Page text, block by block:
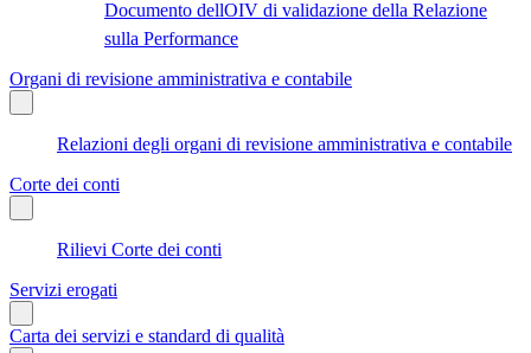
Documento dellOIV di validazione della Relazione
sulla Performance
Organi di revisione amministrativa e contabile
Relazioni degli organi di revisione amministrativa e contabile
Corte dei conti
Rilievi Corte dei conti
Servizi erogati
Carta dei servizi e standard di qualità